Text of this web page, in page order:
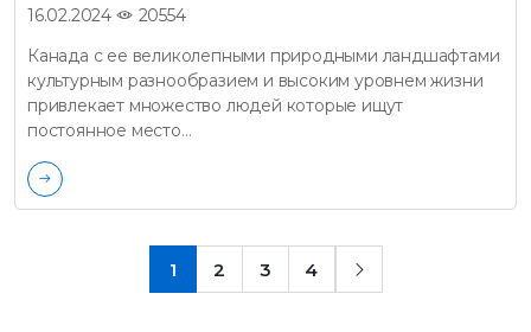
16.02.2024
20554
Канада с ее великолепными природными ландшафтами
культурным разнообразием и высоким уровнем жизни
привлекает множество людей которые ищут
постоянное место…
1 2 3 4